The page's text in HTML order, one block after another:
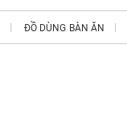
ĐỒ DÙNG BÀN ĂN